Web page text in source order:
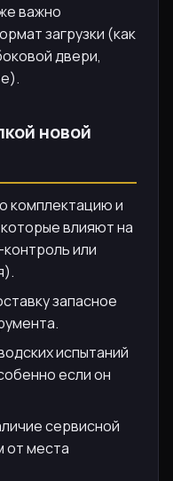
важно
загрузки (как
двери,
новой
комплектацию и
влияют на
или
запасное
испытаний
если он
сервисной
от места